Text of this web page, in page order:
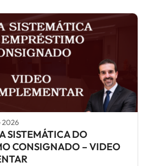
2026
SISTEMÁTICA DO
CONSIGNADO – VIDEO